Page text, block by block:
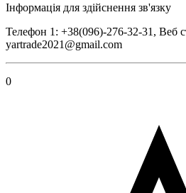
Інформація для здійснення зв'язку
Телефон 1: +38(096)-276-32-31, Веб
yartrade2021@gmail.com
0